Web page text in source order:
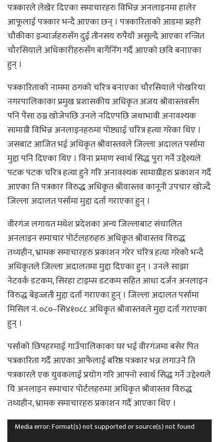
पत्रकारले लेखेर दिएका समाचारहरु विभिन्न अनलाइनमा हालेर
आफूलाई पत्रकार भन्दै आएका छन् । पत्रकारिताको आडमा प्रहरी
चौकीका इन्चार्जहरुसँग दुई तीनसय रुपैयाँ असुल्दै आएका रन्जित
चौरसियाले अधिकारीहरुसँग बार्गेनिँग गर्दै आएको छवि बनाएका
हुन् ।
पत्रकारिताको नाममा ठगको चरित्र बनाएका चौरसियाले पोखरिया
नगरपालिकाका प्रमुख प्रशासकीय अधिकृत अजय श्रीवास्तवसँग
पनि पैसा ठग्न खोजेपछि उनले नदिएपछि जथाभावी अनावश्यक
सामाग्री विभिन्न अनलाइनहरुमा पोष्ट्याई चरित्र हत्या गरेका थिए ।
जसबाट आजित भई अधिकृत श्रीवास्तवले जिल्ला अदालत पर्सामा
मुद्दा पनि दिएका थिए । विना प्रमाण स्वार्थ सिद्ध पुरा गर्ने उद्देश्यले
पटक पटक चरित्र हत्या हुने गरि अनावश्यक सामाग्रीहरु प्रकाशन गर्दै
आएका ति पत्रकार विरुद्ध अधिकृत श्रीवास्तव कानूनी उपचार खोज्दै
जिल्ला अदालत पर्सामा मुद्दा दर्ता गराएका हुन् ।
वीरगंज लगायत मधेश प्रदेशका अन्य जिल्लाबाट संचालित
अनलाइन समाचार पोर्टलहरुहरु अधिकृत श्रीवास्तव विरुद्ध
तथ्यहीन, भ्रामक समाचारहरु प्रकाशन गरेर चरित्र हत्या गरेको भन्दै
अधिकृतले जिल्ला अदालतमा मुद्दा दिएका हुन् । उनले साझा
नेटवर्क डटकम, सिरहा टाइम्स डटकम सहित आधा दर्जन अनलाइन
विरुद्ध बेइज्जती मुद्दा दर्ता गराएका हुन् । जिल्ला अदालत पर्सामा
मिसिल नं. ०८०–सि४१०८८ अधिकृत श्रीवास्तवले मुद्दा दर्ता गराएका
हुन् ।
पर्साको छिपहरमाई गाउँपालिकाका घर भई वीरगंजमा बसेर पित
पत्रकारिता गर्दै आएका आफैलाई बरिष्ठ पत्रकार भन्न लगाउने ति
पत्रकारले एक युवकलाई प्रयोग गरि आफ्नो स्वार्थ सिद्ध गर्ने उद्देश्यले
यि अनलाइन समाचार पोर्टलहरुमा अधिकृत श्रीवास्तव विरुद्ध
तथ्यहीन, भ्रामक समाचारहरु प्रकाशन गर्दै आएका थिए ।
Video
Media error: Format(s) not supported or source(s) not found